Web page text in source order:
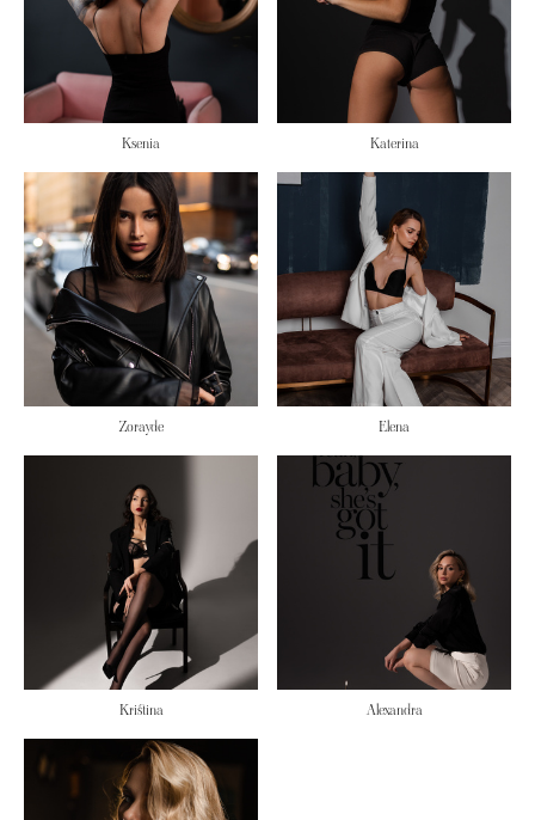
Ksenia Katerina
Zorayde Elena
Kristina Alexandra